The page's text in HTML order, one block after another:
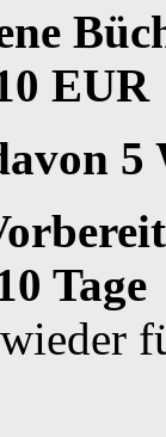
EUR
5
Tage